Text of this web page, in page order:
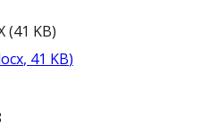
(41 KB)
, 41 KB)